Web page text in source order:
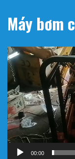
Máy bơm
Trình
chơi
Video
00:00